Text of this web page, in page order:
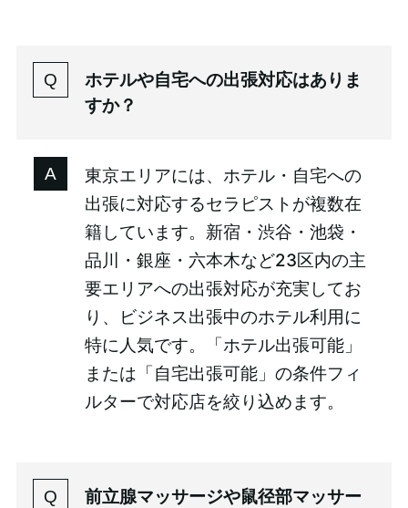
ホテルや自宅への出張対応はありま
すか？
東京エリアには、ホテル・自宅への
出張に対応するセラピストが複数在
籍しています。新宿・渋谷・池袋・
品川・銀座・六本木など23区内の主
要エリアへの出張対応が充実してお
り、ビジネス出張中のホテル利用に
特に人気です。「ホテル出張可能」
または「自宅出張可能」の条件フィ
ルターで対応店を絞り込めます。
前立腺マッサージや鼠径部マッサー